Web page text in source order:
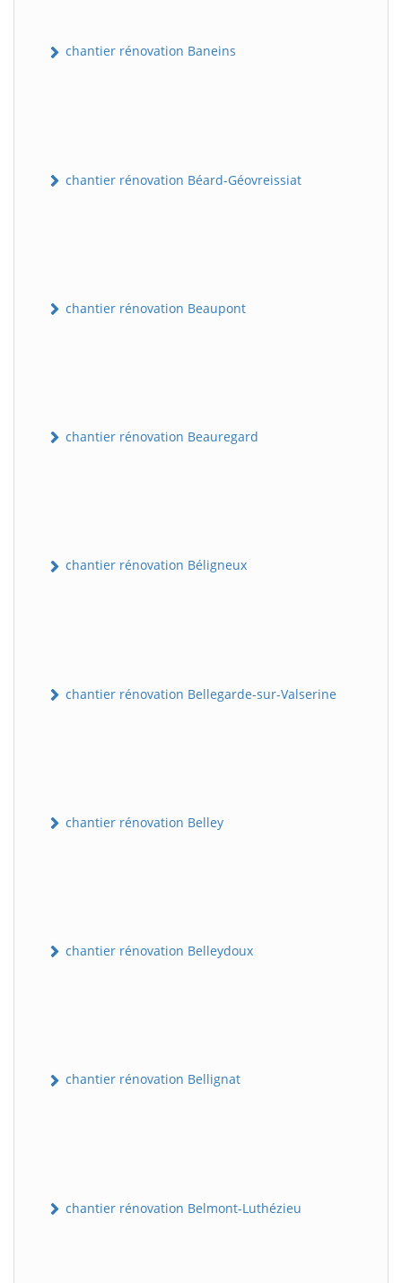
chantier rénovation Baneins
chantier rénovation Béard-Géovreissiat
chantier rénovation Beaupont
chantier rénovation Beauregard
chantier rénovation Béligneux
chantier rénovation Bellegarde-sur-Valserine
chantier rénovation Belley
chantier rénovation Belleydoux
chantier rénovation Bellignat
chantier rénovation Belmont-Luthézieu